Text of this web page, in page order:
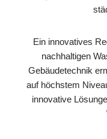
Ein innovatives
nachhaltigen
Gebäudetechnik
auf höchstem
innovative